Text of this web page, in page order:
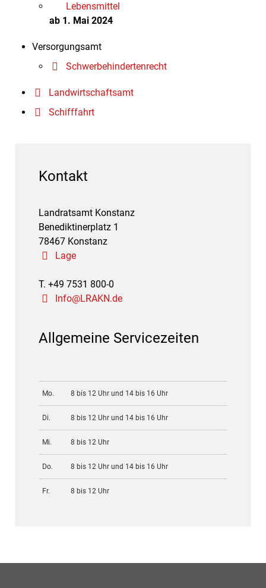
Lebensmittel
ab 1. Mai 2024
Versorgungsamt
Schwerbehindertenrecht
Landwirtschaftsamt
Schifffahrt
Kontakt
Landratsamt Konstanz
Benediktinerplatz 1
78467 Konstanz
Lage
T. +49 7531 800-0
Info@LRAKN.de
Allgemeine Servicezeiten
Mo. 8 bis 12 Uhr und 14 bis 16 Uhr
Di. 8 bis 12 Uhr und 14 bis 16 Uhr
Mi. 8 bis 12 Uhr
Do. 8 bis 12 Uhr und 14 bis 16 Uhr
Fr. 8 bis 12 Uhr